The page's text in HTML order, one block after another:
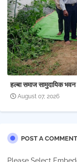
हल्बा समाज सामुदायिक
August 07, 2026
POST A COMMENT